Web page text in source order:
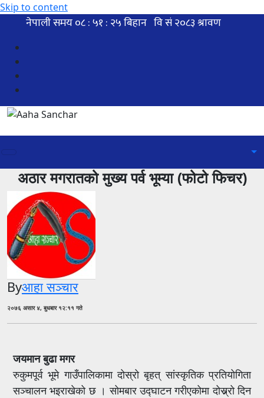
Skip to content
अठार मगरातको मुख्य पर्व भूम्या (फोटो फिचर)
Byआहा सञ्चार
२०७६ असार ४, बुधबार १२:११ गते
जयमान बुढा मगर
रुकुमपूर्व भूमे गाउँपालिकामा दोस्रो बृहत् सांस्कृतिक प्रतियोगिता
सञ्चालन भइराखेको छ । सोमबार उद्घाटन गरीएकोमा दोस्र्र्र्र्र्र्रो दिन